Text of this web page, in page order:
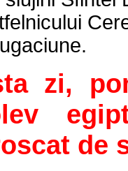
zi,
de